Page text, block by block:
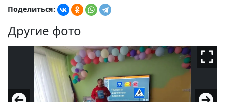
Поделиться:
Другие фото